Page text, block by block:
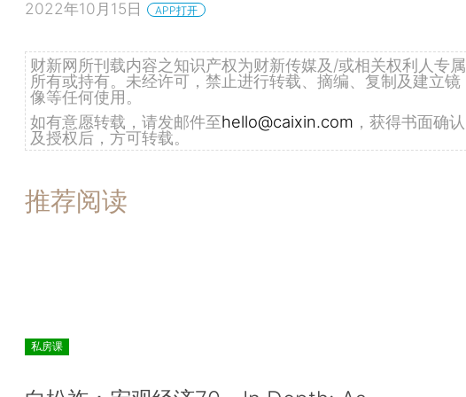
2022年10月15日 APP打开
财新网所刊载内容之知识产权为财新传媒及/或相关权利人专属
所有或持有。未经许可，禁止进行转载、摘编、复制及建立镜
像等任何使用。
如有意愿转载，请发邮件至hello@caixin.com ，获得书面确认
及授权后，方可转载。
推荐阅读
私房课